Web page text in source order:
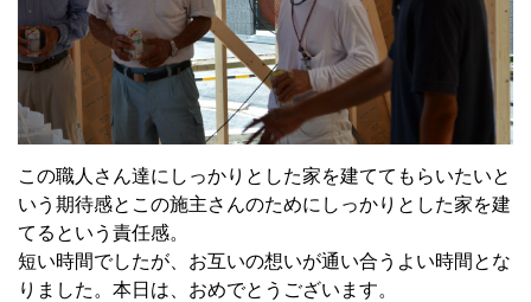
この職人さん達にしっかりとした家を建ててもらいたいと
いう期待感とこの施主さんのためにしっかりとした家を建
てるという責任感。
短い時間でしたが、お互いの想いが通い合うよい時間とな
りました。本日は、おめでとうございます。